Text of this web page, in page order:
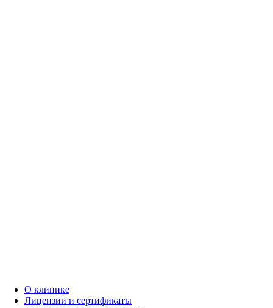
О клинике
Лицензии и сертификаты